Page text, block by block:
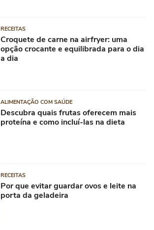
RECEITAS
Croquete de carne na airfryer: uma
opção crocante e equilibrada para o dia
a dia
ALIMENTAÇÃO COM SAÚDE
Descubra quais frutas oferecem mais
proteína e como incluí-las na dieta
RECEITAS
Por que evitar guardar ovos e leite na
porta da geladeira